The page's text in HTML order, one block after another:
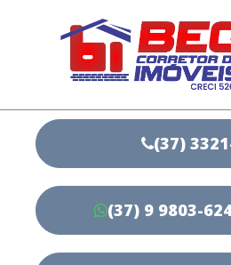
(37)
(37) 9 9803-